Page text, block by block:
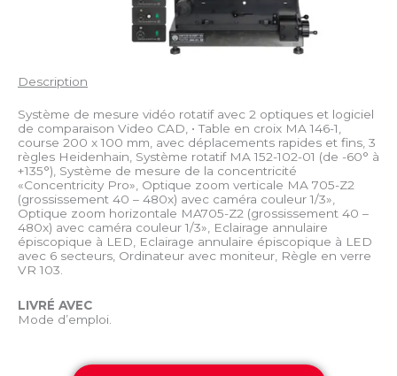
Description
Système de mesure vidéo rotatif avec 2 optiques et logiciel
de comparaison Video CAD, • Table en croix MA 146-1,
course 200 x 100 mm, avec déplacements rapides et fins, 3
règles Heidenhain, Système rotatif MA 152-102-01 (de -60° à
+135°), Système de mesure de la concentricité
«Concentricity Pro», Optique zoom verticale MA 705-Z2
(grossissement 40 – 480x) avec caméra couleur 1/3»,
Optique zoom horizontale MA705-Z2 (grossissement 40 –
480x) avec caméra couleur 1/3», Eclairage annulaire
épiscopique à LED, Eclairage annulaire épiscopique à LED
avec 6 secteurs, Ordinateur avec moniteur, Règle en verre
VR 103.
LIVRÉ AVEC
Mode d’emploi.